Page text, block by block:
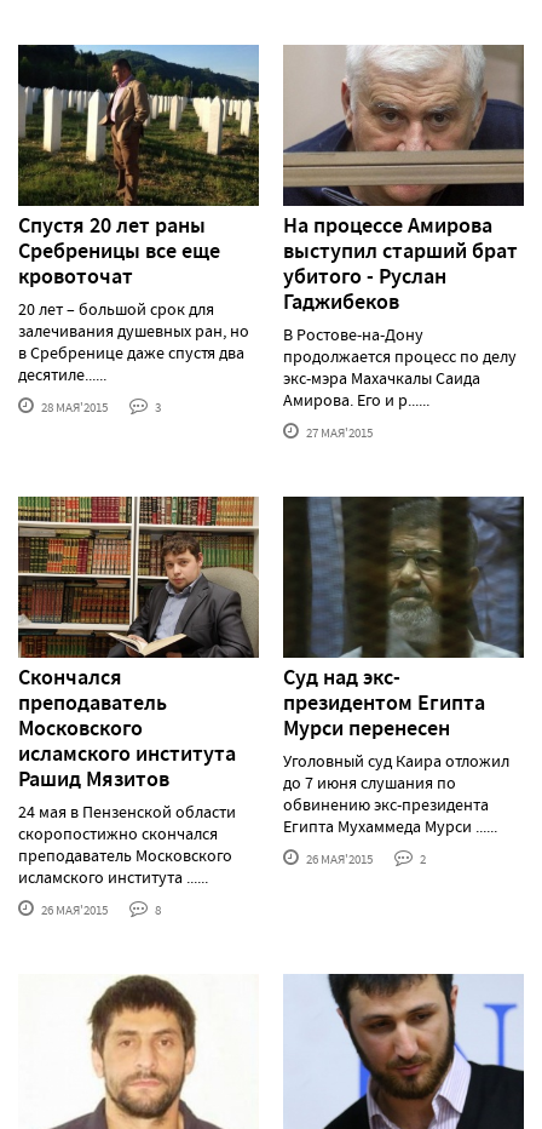
Спустя 20 лет раны
Сребреницы все еще
кровоточат
20 лет – большой срок для
залечивания душевных ран, но
в Сребренице даже спустя два
десятиле......
28 МАЯ'2015 3
На процессе Амирова
выступил старший брат
убитого - Руслан
Гаджибеков
В Ростове-на-Дону
продолжается процесс по делу
экс-мэра Махачкалы Саида
Амирова. Его и р......
27 МАЯ'2015
Скончался
преподаватель
Московского
исламского института
Рашид Мязитов
24 мая в Пензенской области
скоропостижно скончался
преподаватель Московского
исламского института ......
26 МАЯ'2015 8
Суд над экс-
президентом Египта
Мурси перенесен
Уголовный суд Каира отложил
до 7 июня слушания по
обвинению экс-президента
Египта Мухаммеда Мурси ......
26 МАЯ'2015 2